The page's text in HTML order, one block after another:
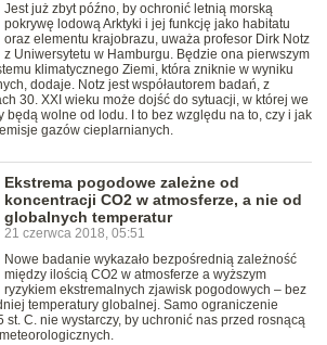
Jest już zbyt późno, by ochronić letnią morską
pokrywę lodową Arktyki i jej funkcję jako habitatu
oraz elementu krajobrazu, uważa profesor Dirk Notz
z Uniwersytetu w Hamburgu. Będzie ona pierwszym
klimatycznego Ziemi, która zniknie w wyniku
dodaje. Notz jest współautorem badań, z
30. XXI wieku może dojść do sytuacji, w której we
będą wolne od lodu. I to bez względu na to, czy i jak
gazów cieplarnianych.
Ekstrema pogodowe zależne od
koncentracji CO2 w atmosferze, a nie od
globalnych temperatur
21 czerwca 2018, 05:51
Nowe badanie wykazało bezpośrednią zależność
między ilością CO2 w atmosferze a wyższym
ryzykiem ekstremalnych zjawisk pogodowych – bez
temperatury globalnej. Samo ograniczenie
st. C. nie wystarczy, by uchronić nas przed rosnącą